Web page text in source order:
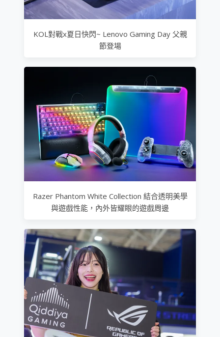
KOL對戰x夏日快閃~ Lenovo Gaming Day 父親
節登場
Razer Phantom White Collection 結合透明美學
與遊戲性能，內外皆耀眼的遊戲周邊